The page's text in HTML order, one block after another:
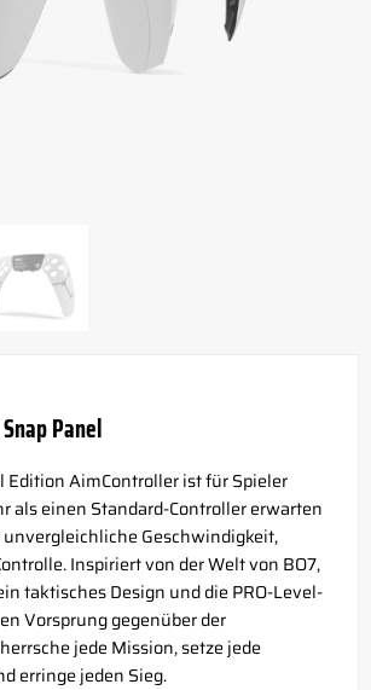
Panel
Edition AimController ist für Spieler
als einen Standard-Controller erwarten
Geschwindigkeit,
Inspiriert von der Welt von BO7,
taktisches Design und die PRO-Level-
Vorsprung gegenüber der
jede Mission, setze jede
erringe jeden Sieg.